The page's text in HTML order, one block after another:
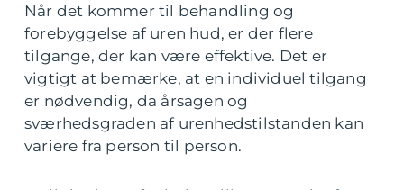
Når det kommer til behandling og
forebyggelse af uren hud, er der flere
tilgange, der kan være effektive. Det er
vigtigt at bemærke, at en individuel tilgang
er nødvendig, da årsagen og
sværhedsgraden af urenhedstilstanden kan
variere fra person til person.